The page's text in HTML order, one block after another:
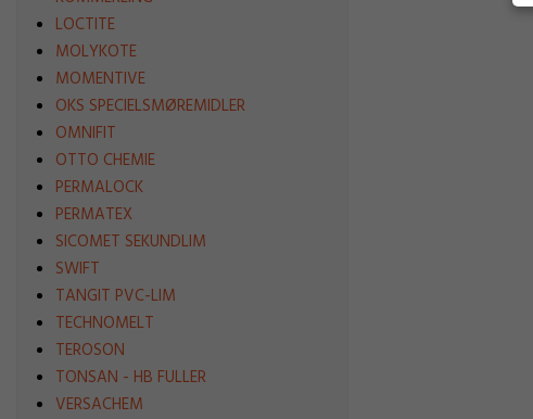
LOCTITE
MOLYKOTE
MOMENTIVE
OKS SPECIELSMØREMIDLER
OMNIFIT
OTTO CHEMIE
PERMALOCK
PERMATEX
SICOMET SEKUNDLIM
SWIFT
TANGIT PVC-LIM
TECHNOMELT
TEROSON
TONSAN - HB FULLER
VERSACHEM